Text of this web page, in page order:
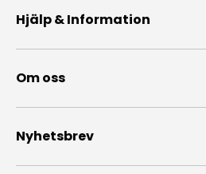
Hjälp & Information
Om oss
Nyhetsbrev